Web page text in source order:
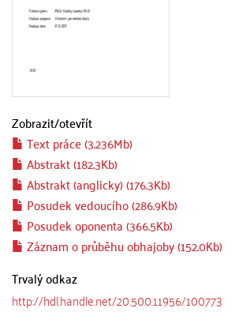
Zobrazit/otevřít
Text práce (3.236Mb)
Abstrakt (182.3Kb)
Abstrakt (anglicky) (176.3Kb)
Posudek vedoucího (286.9Kb)
Posudek oponenta (366.5Kb)
Záznam o průběhu obhajoby (152.0Kb)
Trvalý odkaz
http://hdl.handle.net/20.500.11956/100773